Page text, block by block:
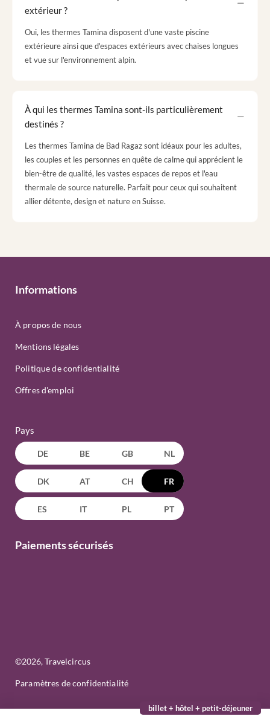
extérieur ?
Oui, les thermes Tamina disposent d'une vaste piscine
extérieure ainsi que d'espaces extérieurs avec chaises longues
et vue sur l'environnement alpin.
À qui les thermes Tamina sont-ils particulièrement
destinés ?
Les thermes Tamina de Bad Ragaz sont idéaux pour les adultes,
les couples et les personnes en quête de calme qui apprécient le
bien-être de qualité, les vastes espaces de repos et l'eau
thermale de source naturelle. Parfait pour ceux qui souhaitent
allier détente, design et nature en Suisse.
billet + hôtel + petit-déjeuner
Informations
À propos de nous
Mentions légales
Politique de confidentialité
Offres d'emploi
Pays
DE BE GB NL
DK AT CH FR
ES IT PL PT
Paiements sécurisés
©2026, Travelcircus
Paramètres de confidentialité